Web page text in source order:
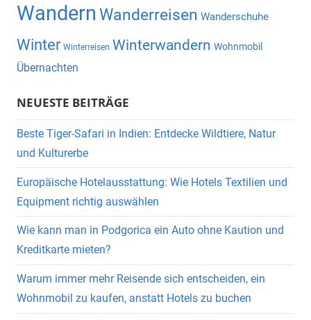
Wandern Wanderreisen Wanderschuhe
Winter Winterreisen Winterwandern Wohnmobil
Übernachten
NEUESTE BEITRÄGE
Beste Tiger-Safari in Indien: Entdecke Wildtiere, Natur
und Kulturerbe
Europäische Hotelausstattung: Wie Hotels Textilien und
Equipment richtig auswählen
Wie kann man in Podgorica ein Auto ohne Kaution und
Kreditkarte mieten?
Warum immer mehr Reisende sich entscheiden, ein
Wohnmobil zu kaufen, anstatt Hotels zu buchen